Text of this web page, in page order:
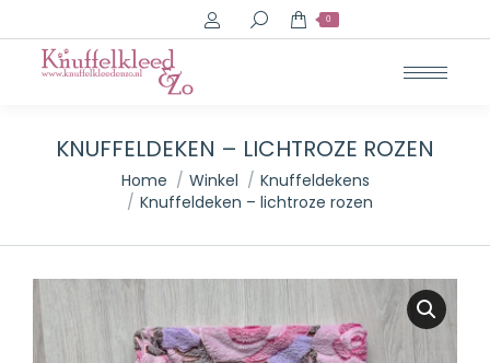
Search: 0
KNUFFELDEKEN – LICHTROZE ROZEN
Je bent hier:Home Winkel
Knuffeldekens
Knuffeldeken – lichtroze rozen